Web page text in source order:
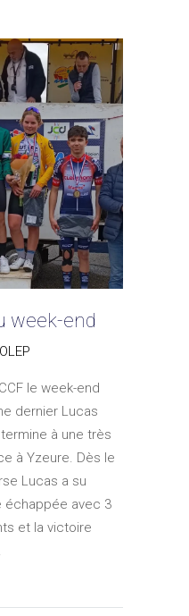
week-end
le week-end
dernier Lucas
à une très
à Yzeure. Dès le
Lucas a su
échappée avec 3
et la victoire